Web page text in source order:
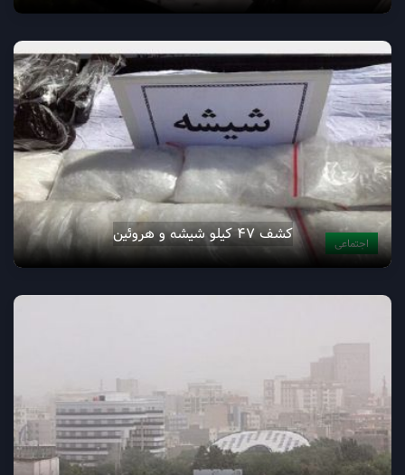
اجتماعی کشف ۴۷ کیلو شیشه و هروئین